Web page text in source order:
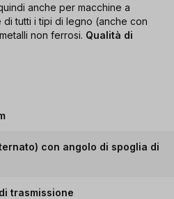
anche per macchine a
tutti i tipi di legno (anche con
non ferrosi. Qualità di
con angolo di spoglia di
trasmissione